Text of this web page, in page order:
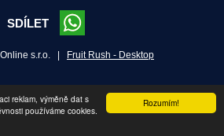
Rozumím!
reklam, výměně dat s
používáme cookies.
SDÍLET
s.r.o. | Fruit Rush - Desktop